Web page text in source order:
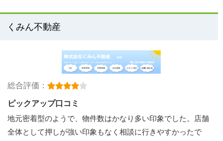
くみん不動産
総合評価：
ピックアップ口コミ
地元密着型のようで、物件数はかなり多い印象でした。店舗
全体として押しが強い印象もなく相談に行きやすかったで